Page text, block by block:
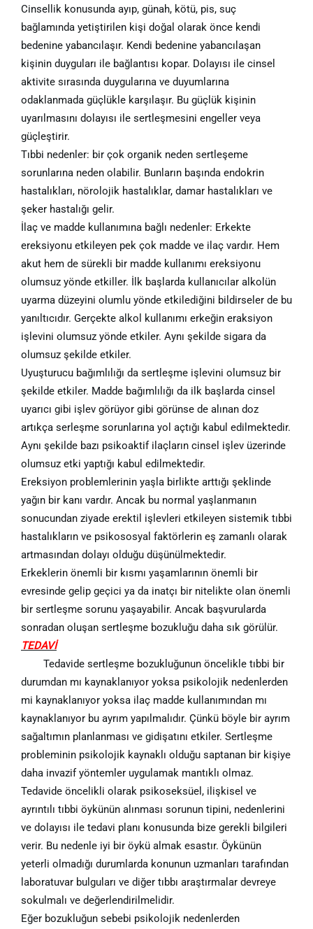
Cinsellik konusunda ayıp, günah, kötü, pis, suç
bağlamında yetiştirilen kişi doğal olarak önce kendi
bedenine yabancılaşır. Kendi bedenine yabancılaşan
kişinin duyguları ile bağlantısı kopar. Dolayısı ile cinsel
aktivite sırasında duygularına ve duyumlarına
odaklanmada güçlükle karşılaşır. Bu güçlük kişinin
uyarılmasını dolayısı ile sertleşmesini engeller veya
güçleştirir.
Tıbbi nedenler: bir çok organik neden sertleşeme
sorunlarına neden olabilir. Bunların başında endokrin
hastalıkları, nörolojik hastalıklar, damar hastalıkları ve
şeker hastalığı gelir.
İlaç ve madde kullanımına bağlı nedenler: Erkekte
ereksiyonu etkileyen pek çok madde ve ilaç vardır. Hem
akut hem de sürekli bir madde kullanımı ereksiyonu
olumsuz yönde etkiller. İlk başlarda kullanıcılar alkolün
uyarma düzeyini olumlu yönde etkilediğini bildirseler de bu
yanıltıcıdır. Gerçekte alkol kullanımı erkeğin eraksiyon
işlevini olumsuz yönde etkiler. Aynı şekilde sigara da
olumsuz şekilde etkiler.
Uyuşturucu bağımlılığı da sertleşme işlevini olumsuz bir
şekilde etkiler. Madde bağımlılığı da ilk başlarda cinsel
uyarıcı gibi işlev görüyor gibi görünse de alınan doz
artıkça serleşme sorunlarına yol açtığı kabul edilmektedir.
Aynı şekilde bazı psikoaktif ilaçların cinsel işlev üzerinde
olumsuz etki yaptığı kabul edilmektedir.
Ereksiyon problemlerinin yaşla birlikte arttığı şeklinde
yağın bir kanı vardır. Ancak bu normal yaşlanmanın
sonucundan ziyade erektil işlevleri etkileyen sistemik tıbbi
hastalıkların ve psikososyal faktörlerin eş zamanlı olarak
artmasından dolayı olduğu düşünülmektedir.
Erkeklerin önemli bir kısmı yaşamlarının önemli bir
evresinde gelip geçici ya da inatçı bir nitelikte olan önemli
bir sertleşme sorunu yaşayabilir. Ancak başvurularda
sonradan oluşan sertleşme bozukluğu daha sık görülür.
TEDAVİ
Tedavide sertleşme bozukluğunun öncelikle tıbbi bir
durumdan mı kaynaklanıyor yoksa psikolojik nedenlerden
mi kaynaklanıyor yoksa ilaç madde kullanımından mı
kaynaklanıyor bu ayrım yapılmalıdır. Çünkü böyle bir ayrım
sağaltımın planlanması ve gidişatını etkiler. Sertleşme
probleminin psikolojik kaynaklı olduğu saptanan bir kişiye
daha invazif yöntemler uygulamak mantıklı olmaz.
Tedavide öncelikli olarak psikoseksüel, ilişkisel ve
ayrıntılı tıbbi öykünün alınması sorunun tipini, nedenlerini
ve dolayısı ile tedavi planı konusunda bize gerekli bilgileri
verir. Bu nedenle iyi bir öykü almak esastır. Öykünün
yeterli olmadığı durumlarda konunun uzmanları tarafından
laboratuvar bulguları ve diğer tıbbı araştırmalar devreye
sokulmalı ve değerlendirilmelidir.
Eğer bozukluğun sebebi psikolojik nedenlerden